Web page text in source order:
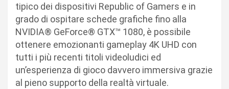
tipico dei dispositivi Republic of Gamers e in
grado di ospitare schede grafiche fino alla
NVIDIA® GeForce® GTX™ 1080, è possibile
ottenere emozionanti gameplay 4K UHD con
tutti i più recenti titoli videoludici ed
un’esperienza di gioco davvero immersiva grazie
al pieno supporto della realtà virtuale.